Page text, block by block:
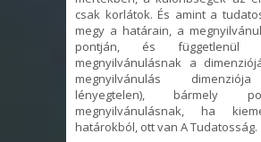
csak korlátok. És amint a
megy a határain, a
pontján, és függetlenül
megnyilvánulásnak a
megnyilvánulás
lényegtelen), bármely
megnyilvánulásnak, ha
határokból, ott van A Tudatosság.